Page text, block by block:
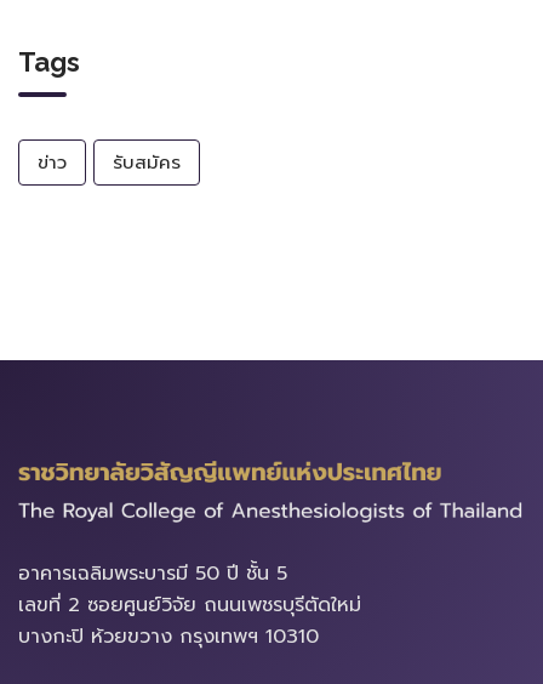
Tags
ข่าว รับสมัคร
อาคารเฉลิมพระบารมี​ 50 ปี ชั้น 5
เลขที่ 2 ซอยศูนย์วิจัย ถนนเพชรบุรีตัดใหม่
บางกะปิ ห้วยขวาง ​กรุงเทพฯ 10310